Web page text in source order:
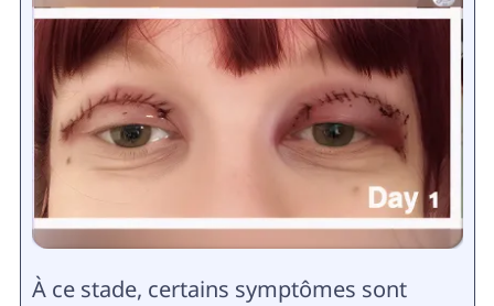
À ce stade, certains symptômes sont